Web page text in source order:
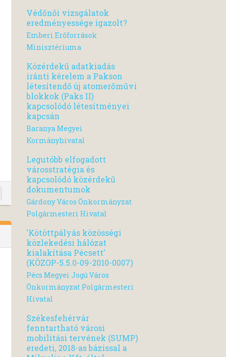
Védőnői vizsgálatok
eredményessége igazolt?
Emberi Erőforrások
Minisztériuma
Közérdekű adatkiadás
iránti kérelem a Pakson
létesítendő új atomerőművi
blokkok (Paks II)
kapcsolódó létesítményei
kapcsán
Baranya Megyei
Kormányhivatal
Legutóbb elfogadott
városstratégia és
kapcsolódó közérdekű
dokumentumok
Gárdony Város Önkormányzat
Polgármesteri Hivatal
'Kötöttpályás közösségi
közlekedési hálózat
kialakítása Pécsett'
(KÖZOP-5.5.0-09-2010-0007)
Pécs Megyei Jogú Város
Önkormányzat Polgármesteri
Hivatal
Székesfehérvár
fenntartható városi
mobilitási tervének (SUMP)
eredeti, 2018-as bázissal a